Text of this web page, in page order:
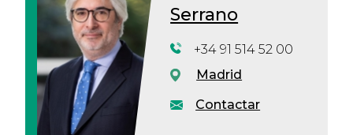
Serrano
Contactar
+34 91 514 52 00
Madrid